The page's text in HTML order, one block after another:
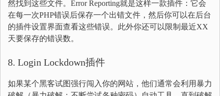
然找到这些文件。Error Reporting就是这样一款插件：它会
在每一次PHP错误后保存一个出错文件，然后你可以在后台
的插件设置界面查看这些错误。此外你还可以限制最近XX
天要保存的错误数。
8. Login Lockdown插件
如果某个黑客试图强行闯入你的网站，他们通常会利用暴力